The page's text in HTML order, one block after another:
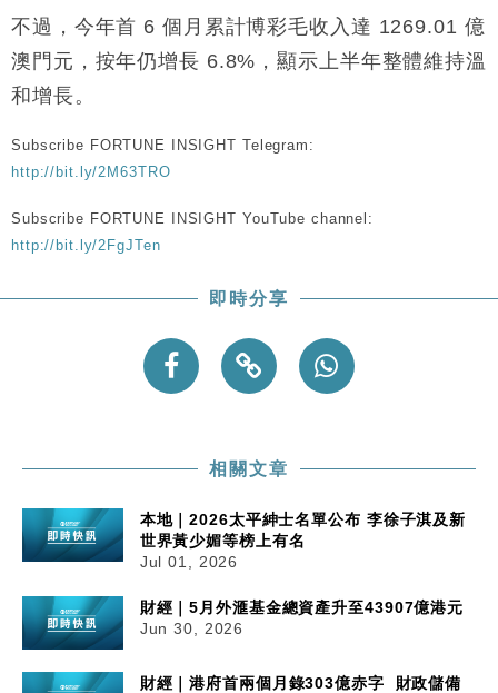
16:47
本地｜假冒內地執法人員要求交「保證金」 43歲女子
損失近6900萬元
16:05
財經｜日經失守6.5萬點後回穩 全周仍升近2%
粦接任
15:11
財經｜韓股反覆波動收跌 連挫7周創逾3年最長跌勢
13:44
財經｜內地7月美元計價出口增近24%勝預期 貿易順
差達1125億美元
12:44
財經｜日本春季三度入市撐日圓 4月單日斥6.28萬億
國際｜特朗普料美伊戰事快結束 承認部分彈藥庫存緊
不過，今年首 6 個月累計博彩毛收入達 1269.01 億
澳門元，按年仍增長 6.8%，顯示上半年整體維持溫
和增長。
Subscribe FORTUNE INSIGHT Telegram:
http://bit.ly/2M63TRO
Subscribe FORTUNE INSIGHT YouTube channel:
http://bit.ly/2FgJTen
即時分享
相關文章
本地｜2026太平紳士名單公布 李徐子淇及新
世界黃少媚等榜上有名
Jul 01, 2026
財經｜5月外滙基金總資產升至43907億港元
Jun 30, 2026
財經｜港府首兩個月錄303億赤字 財政儲備